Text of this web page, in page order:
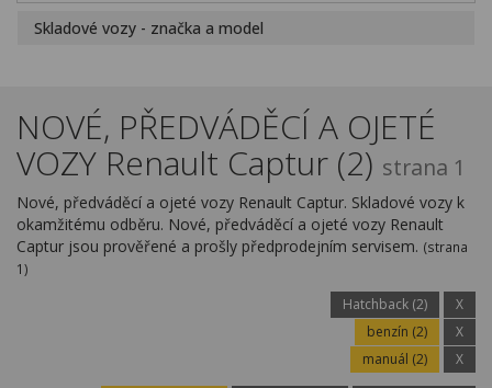
Novinky
Kontakty
Skladové vozy - značka a model
NOVÉ, PŘEDVÁDĚCÍ A OJETÉ
VOZY Renault Captur (2) strana 1
Nové, předváděcí a ojeté vozy Renault Captur. Skladové vozy k
okamžitému odběru. Nové, předváděcí a ojeté vozy Renault
Captur jsou prověřené a prošly předprodejním servisem. (strana
1)
Hatchback (2)
X
benzín (2)
X
manuál (2)
X